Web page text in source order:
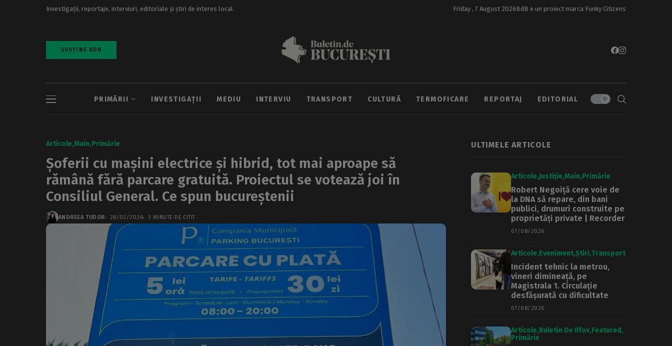
Investigații, reportaje, interviuri, editoriale și știri de interes local. Friday , 7 August 2026BdB e un proiect marca Funky Citizens
SUSȚINE BDB
PRIMĂRII INVESTIGAȚII MEDIU INTERVIU TRANSPORT CULTURĂ TERMOFICARE REPORTAJ EDITORIAL
Articole Main Primărie
Șoferii cu mașini electrice și hibrid, tot mai aproape să
rămână fără parcare gratuită. Proiectul se votează joi în
Consiliul General. Ce spun bucureștenii
ANDREEA TUDOR 28/03/2026 3 MINUTE DE CITIT
ULTIMELE ARTICOLE
Articole Justiție Main Primărie
Robert Negoiță cere voie de
la DNA să repare, din bani
publici, drumuri construite pe
proprietăți private | Recorder
07/08/2026
Articole Eveniment Știri Transport
Incident tehnic la metrou,
vineri dimineață, pe
Magistrala 1. Circulație
desfășurată cu dificultate
07/08/2026
Articole Buletin De Ilfov Featured
Primărie